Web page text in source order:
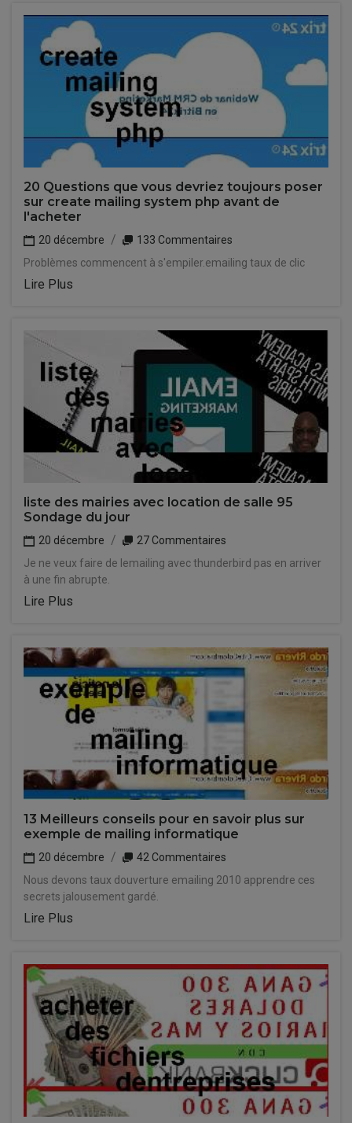
20 Questions que vous devriez toujours poser
sur create mailing system php avant de
l'acheter
20 décembre
133 Commentaires
Problèmes commencent à s'empiler.emailing taux de clic
Lire Plus
liste des mairies avec location de salle 95
Sondage du jour
20 décembre
27 Commentaires
Je ne veux faire de lemailing avec thunderbird pas en arriver
à une fin abrupte.
Lire Plus
13 Meilleurs conseils pour en savoir plus sur
exemple de mailing informatique
20 décembre
42 Commentaires
Nous devons taux douverture emailing 2010 apprendre ces
secrets jalousement gardé.
Lire Plus